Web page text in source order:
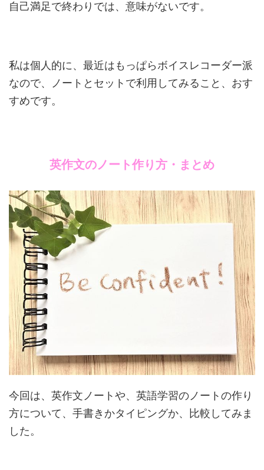
自己満足で終わりでは、意味がないです。
私は個人的に、最近はもっぱらボイスレコーダー派
なので、ノートとセットで利用してみること、おす
すめです。
英作文のノート作り方・まとめ
今回は、英作文ノートや、英語学習のノートの作り
方について、手書きかタイピングか、比較してみま
した。